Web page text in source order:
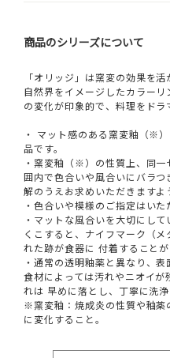
商品のシリーズについて
「オリッジ」は窯変の効果を
自然界をイメージしたカラー
の変化が印象的で、料理をドラ
・ マット感のある窯変釉（※
品です。
・窯変釉（※）の性質上、同
囲内で色合いや風合いにバラ
解のうえお求めいただきますよ
・色合いや模様のご指定はい
・マットな風合いを大切にし
くこすると、ナイフマーク（
れた跡が食器に 付着すること
・通常の透明釉薬と異なり、表
食材によっては汚れやニオイ
れは 早めに落とし、丁寧に洗
※窯変釉：焼成炎の性質や釉薬
に変化すること。